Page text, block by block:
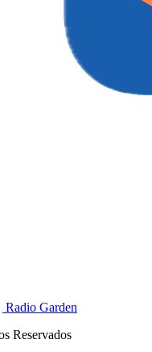
Radio Garden
Reservados